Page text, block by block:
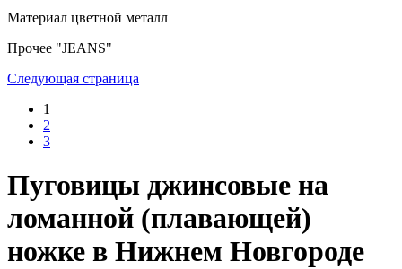
Материал цветной металл
Прочее "JEANS"
Следующая страница
1
2
3
Пуговицы джинсовые на
ломанной (плавающей)
ножке в Нижнем Новгороде